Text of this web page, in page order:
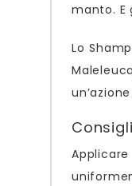
manto. E
Lo